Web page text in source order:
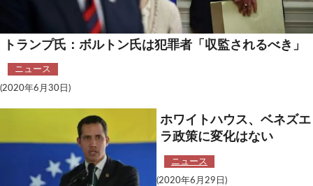
トランプ氏：ボルトン氏は犯罪者「収監されるべき」
ニュース
(2020年6月30日)
ホワイトハウス、ベネズエ
ラ政策に変化はない
ニュース
(2020年6月29日)